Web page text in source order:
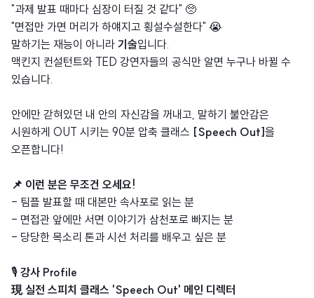
"과제 발표 때마다 심장이 터질 것 같다" 🥺
"면접만 가면 머리가 하얘지고 횡설수설한다" 😭
말하기는 재능이 아니라 기술입니다.
맥킨지 컨설턴트와 TED 강연자들의 공식만 알면 누구나 바뀔 수
있습니다.
안에만 갇혀있던 내 안의 자신감을 꺼내고, 말하기 불안감은
시원하게 OUT 시키는 90분 압축 클래스 [Speech Out]을
오픈합니다!
📌 이런 분은 무조건 오세요!
- 팀플 발표할 때 대본만 속사포로 읽는 분
- 면접관 앞에만 서면 이야기가 삼천포로 빠지는 분
- 당당한 목소리 톤과 시선 처리를 배우고 싶은 분
🎙️ 강사 Profile
現 실전 스피치 클래스 'Speech Out' 메인 디렉터